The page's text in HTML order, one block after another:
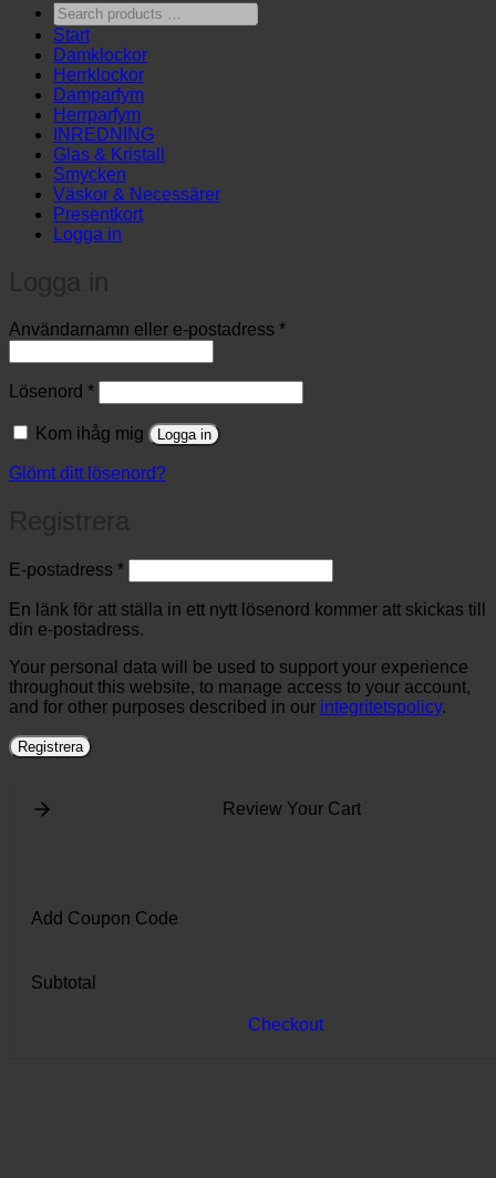
Search
products
…
Start
Damklockor
Herrklockor
Damparfym
Herrparfym
INREDNING
Glas & Kristall
Smycken
Väskor & Necessärer
Presentkort
Logga in
Användarnamn eller e-postadress *Obligatoriskt
Lösenord *Obligatoriskt
Kom ihåg mig Logga in
Glömt ditt lösenord?
E-postadress *Obligatoriskt
En länk för att ställa in ett nytt lösenord kommer att skickas till
din e-postadress.
Your personal data will be used to support your experience
throughout this website, to manage access to your account,
and for other purposes described in our integritetspolicy.
Registrera
Review Your Cart
Add Coupon Code
Subtotal
Checkout